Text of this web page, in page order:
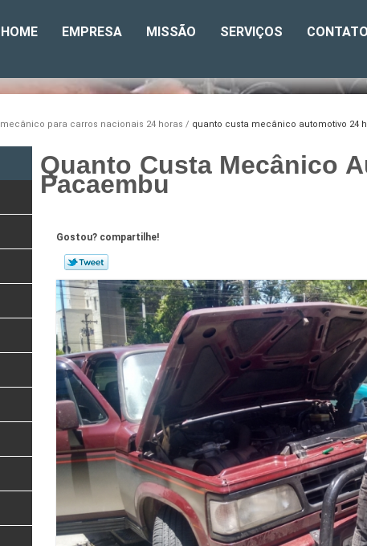
HOME EMPRESA MISSÃO SERVIÇOS CONTATO
mecânico para carros nacionais 24 horas quanto custa mecânico automotivo 24
Quanto Custa Mecânico
Pacaembu
Gostou? compartilhe!